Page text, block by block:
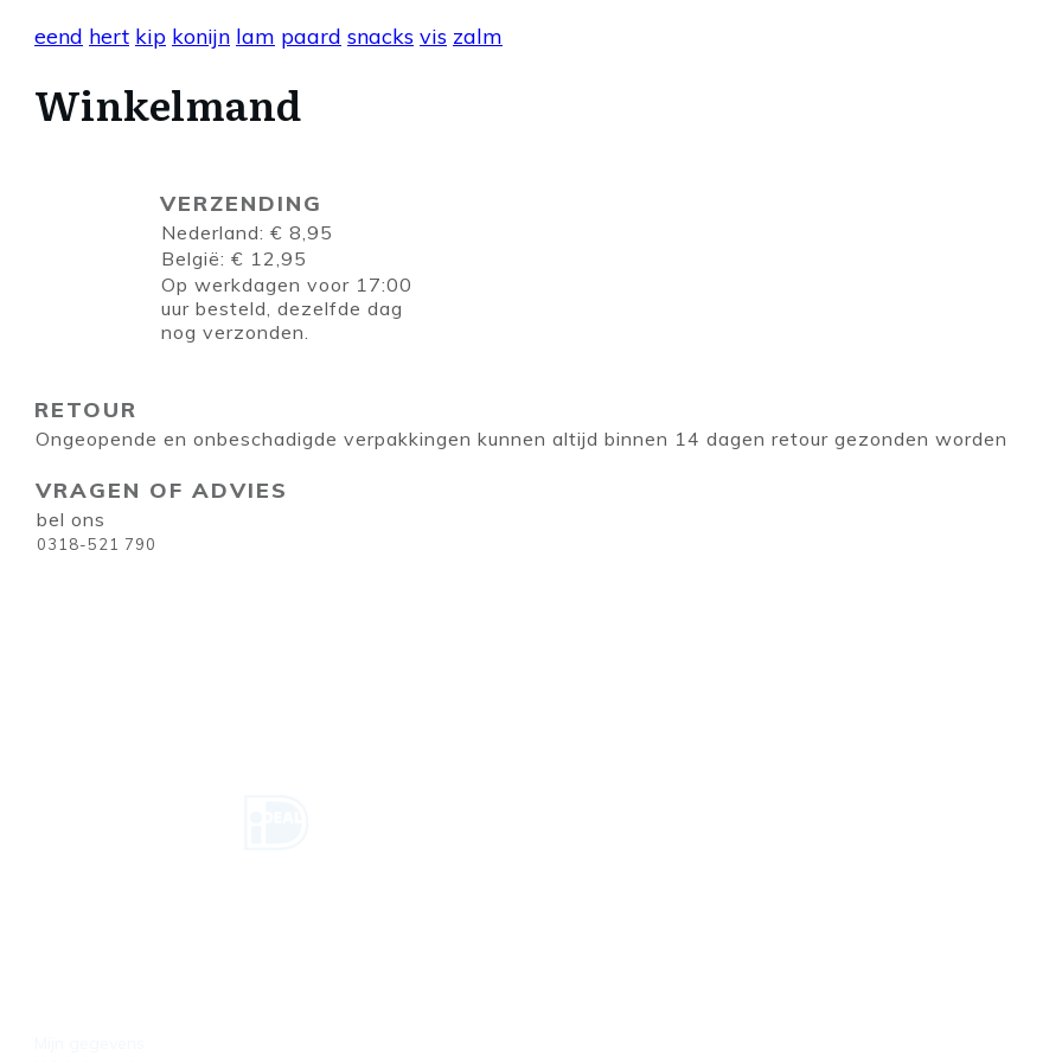
eend hert kip konijn lam paard snacks vis zalm
Winkelmand
VERZENDING
Nederland: € 8,95
België: € 12,95
Op werkdagen voor 17:00
uur besteld, dezelfde dag
nog verzonden.
RETOUR
Ongeopende en onbeschadigde verpakkingen kunnen altijd binnen 14 dagen retour gezonden worden
VRAGEN OF ADVIES
bel ons
0318-521 790